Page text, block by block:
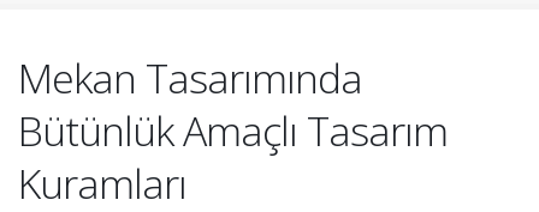
Mekan Tasarımında
Bütünlük Amaçlı Tasarım
Kuramları